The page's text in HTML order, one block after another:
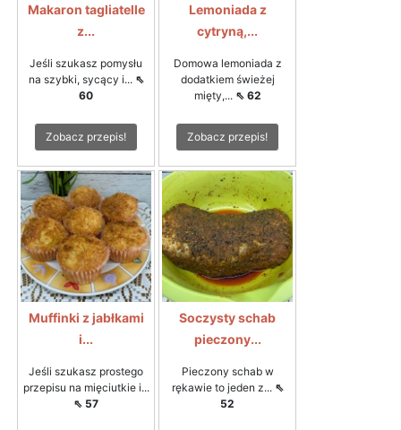
Makaron tagliatelle
z...
Jeśli szukasz pomysłu
na szybki, sycący i... ⇖
60
Zobacz przepis!
Lemoniada z
cytryną,...
Domowa lemoniada z
dodatkiem świeżej
mięty,... ⇖ 62
Zobacz przepis!
Muffinki z jabłkami
i...
Jeśli szukasz prostego
przepisu na mięciutkie i...
⇖ 57
Soczysty schab
pieczony...
Pieczony schab w
rękawie to jeden z... ⇖
52